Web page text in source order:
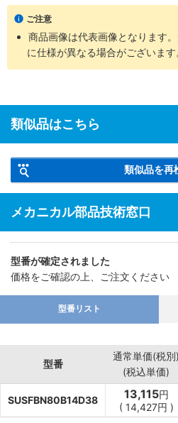
・屋外の伝動装置
・水または蒸気の掛かるところ、高温
ご注意
商品画像は代表画像となります
に仕様が異なる場合がございます
類似品はこちら
類似品を再
メカニカル部品技術窓口
型番が確定されました
価格をご確認の上、ご注文ください
型番リスト
型番
通常単価(税別)
(税込単価)
SUSFBN80B14D38 13,115円
( 14,427円 )